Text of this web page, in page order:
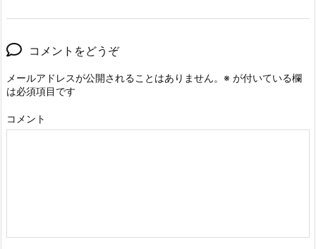
コメントをどうぞ
メールアドレスが公開されることはありません。 ※ が付いている欄
は必須項目です
コメント